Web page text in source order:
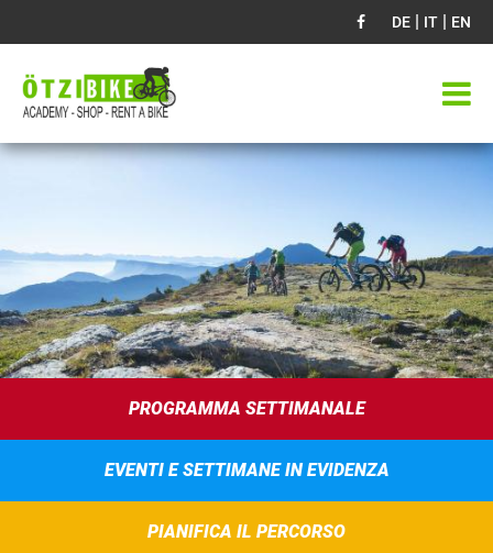
DE | IT | EN
PROGRAMMA SETTIMANALE
EVENTI E SETTIMANE IN EVIDENZA
PIANIFICA IL PERCORSO